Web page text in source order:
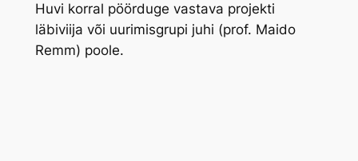
Huvi korral pöörduge vastava projekti
läbiviija või uurimisgrupi juhi (prof. Maido
Remm) poole.